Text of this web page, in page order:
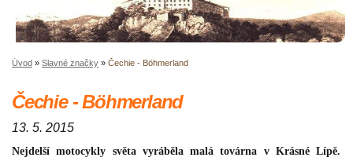
Úvod » Slavné značky » Čechie - Böhmerland
Čechie - Böhmerland
13. 5. 2015
Nejdelší motocykly světa vyráběla malá továrna v Krásné Lípě.